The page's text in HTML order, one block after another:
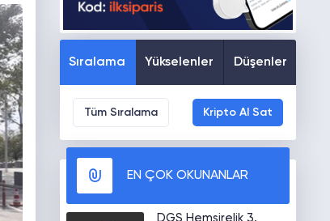
Sıralama Yükselenler Düşenler
Tüm Sıralama Kripto Al Sat
EN ÇOK OKUNANLAR
DGS Hemşirelik 3.